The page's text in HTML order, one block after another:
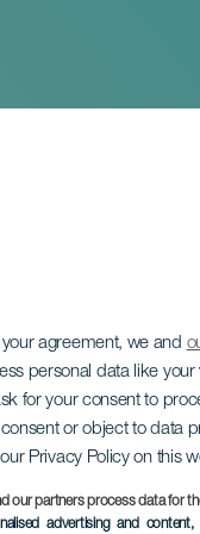
agreement, we and
personal data like
for your consent to
or object to data
Privacy Policy on this
our partners process data for
advertising and